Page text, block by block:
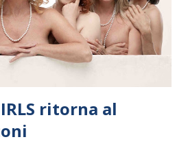
nel 2008 da Kristjan Järvi (affiancato
di consulent...
ritorna al